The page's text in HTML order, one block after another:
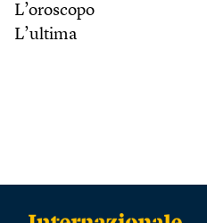
L’oroscopo
L’ultima